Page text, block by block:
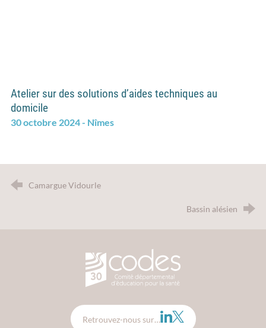
Atelier sur des solutions d’aides techniques au
domicile
30 octobre 2024 - Nîmes
Camargue Vidourle
Bassin alésien
CODES 30 - Comité
Retrouvez-nous sur… LinkedIn
Twitter